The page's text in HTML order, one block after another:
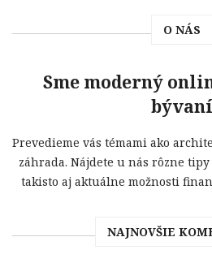
O NÁS
Sme moderný
bývaní
Prevedieme vás témami ako
záhrada. Nájdete u nás rôzne
takisto aj aktuálne možnosti
NAJNOVŠIE